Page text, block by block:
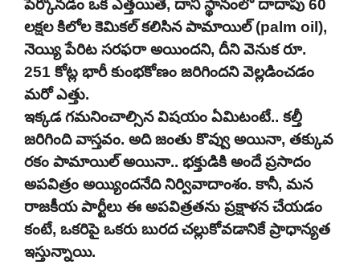
పేర్కొనడం ఒక ఎత్తయితే, దాని స్థానంలో దాదాపు 60
లక్షల కిలోల కెమికల్ కలిసిన పామాయిల్ (palm oil),
నెయ్యి పేరిట సరఫరా అయిందని, దీని వెనుక రూ.
251 కోట్ల భారీ కుంభకోణం జరిగిందని వెల్లడించడం
మరో ఎత్తు.
ఇక్కడ గమనించాల్సిన విషయం ఏమిటంటే.. కల్తీ
జరిగింది వాస్తవం. అది జంతు కొవ్వు అయినా, తక్కువ
రకం పామాయిల్ అయినా.. భక్తుడికి అందే ప్రసాదం
అపవిత్రం అయ్యిందనేది నిర్వివాదాంశం. కానీ, మన
రాజకీయ పార్టీలు ఈ అపవిత్రతను ప్రక్షాళన చేయడం
కంటే, ఒకరిపై ఒకరు బురద చల్లుకోవడానికే ప్రాధాన్యత
ఇస్తున్నాయి.